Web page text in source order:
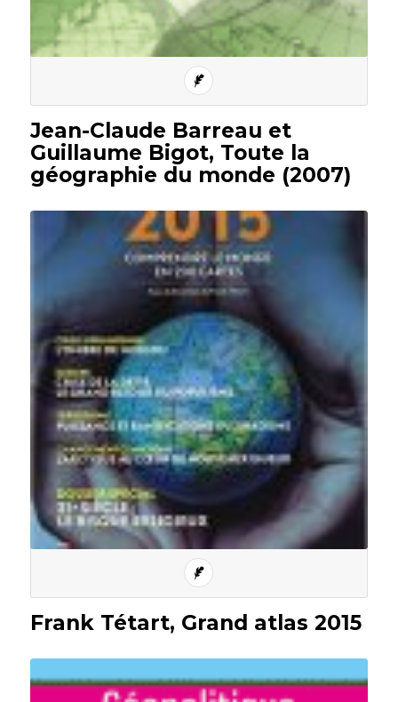
Jean-Claude Barreau et
Guillaume Bigot, Toute la
géographie du monde (2007)
Frank Tétart, Grand atlas 2015